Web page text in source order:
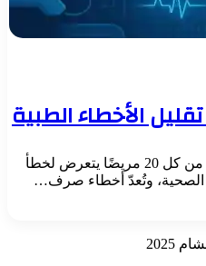
الأخطاء الطبية
تُشير دراسات إلى أن واحدًا من كل 20 مريضًا يتعرض لخطأ
الصحية، وتُعدّ أخطاء صرف…